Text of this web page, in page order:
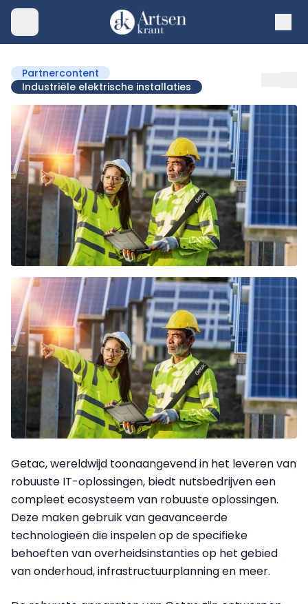
Partnercontent
Industriële elektrische installaties
Getac, wereldwijd toonaangevend in het leveren van
robuuste IT-oplossingen, biedt nutsbedrijven een
compleet ecosysteem van robuuste oplossingen.
Deze maken gebruik van geavanceerde
technologieën die inspelen op de specifieke
behoeften van overheidsinstanties op het gebied
van onderhoud, infrastructuurplanning en meer.